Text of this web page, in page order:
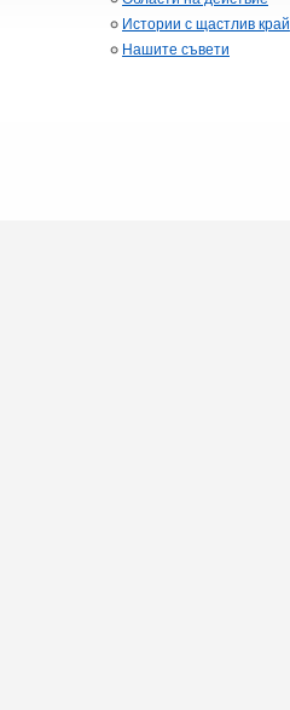
Истории с щастлив край
Нашите съвети